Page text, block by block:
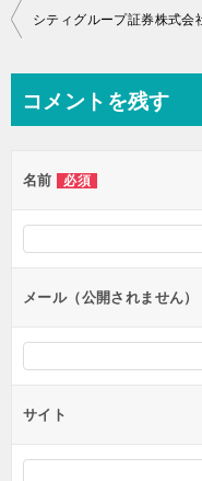
投
ビ
ー
シ
ン
コメントを残す
名前 必須
メール（公開されません）
サイト